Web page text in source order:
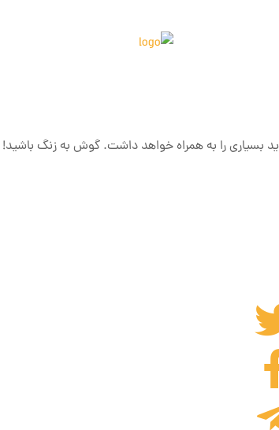
بسیاری را به همراه خواهد داشت. گوش به زنگ باشید!